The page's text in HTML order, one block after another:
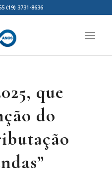
(19) 3731-8636
que
do